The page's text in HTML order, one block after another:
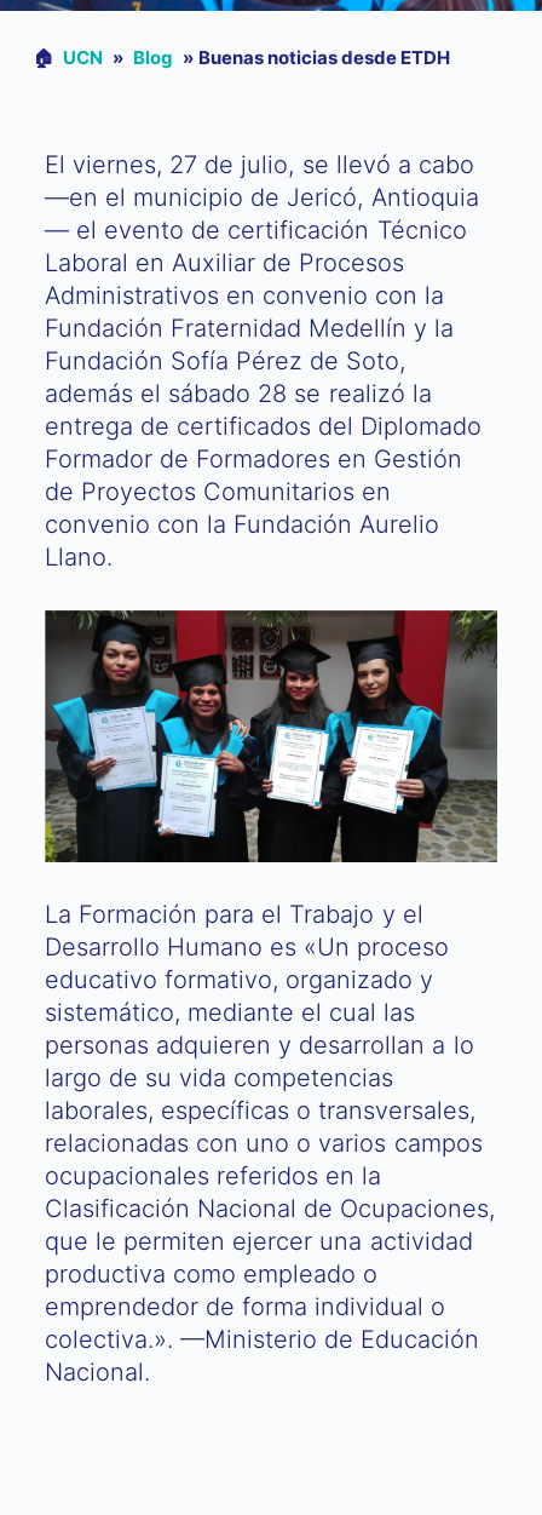
🏠︎ UCN » Blog » Buenas noticias desde ETDH
El viernes, 27 de julio, se llevó a cabo
—en el municipio de Jericó, Antioquia
— el evento de certificación Técnico
Laboral en Auxiliar de Procesos
Administrativos en convenio con la
Fundación Fraternidad Medellín y la
Fundación Sofía Pérez de Soto,
además el sábado 28 se realizó la
entrega de certificados del Diplomado
Formador de Formadores en Gestión
de Proyectos Comunitarios en
convenio con la Fundación Aurelio
Llano.
La Formación para el Trabajo y el
Desarrollo Humano es «Un proceso
educativo formativo, organizado y
sistemático, mediante el cual las
personas adquieren y desarrollan a lo
largo de su vida competencias
laborales, específicas o transversales,
relacionadas con uno o varios campos
ocupacionales referidos en la
Clasificación Nacional de Ocupaciones,
que le permiten ejercer una actividad
productiva como empleado o
emprendedor de forma individual o
colectiva.». —Ministerio de Educación
Nacional.